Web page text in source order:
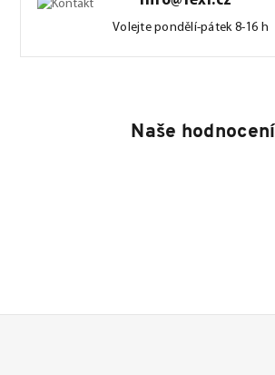
Volejte pondělí-pátek 8-16 h
Naše hodnocení